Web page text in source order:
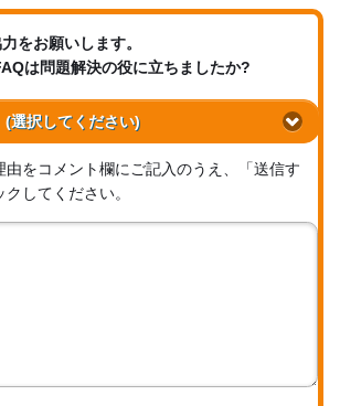
をお願いします。
は問題解決の役に立ちましたか?
(選択してください)
由をコメント欄にご記入のうえ、「送信す
してください。